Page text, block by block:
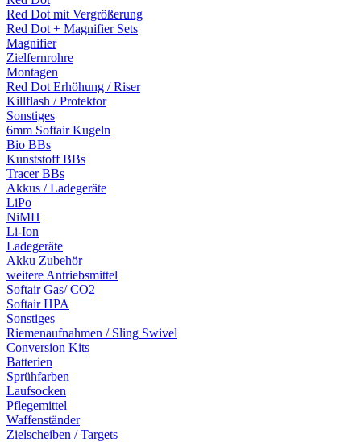
Red Dot mit Vergrößerung
Red Dot + Magnifier Sets
Magnifier
Zielfernrohre
Montagen
Red Dot Erhöhung / Riser
Killflash / Protektor
Sonstiges
6mm Softair Kugeln
Bio BBs
Kunststoff BBs
Tracer BBs
Akkus / Ladegeräte
LiPo
NiMH
Li-Ion
Ladegeräte
Akku Zubehör
weitere Antriebsmittel
Softair Gas/ CO2
Softair HPA
Sonstiges
Riemenaufnahmen / Sling Swivel
Conversion Kits
Batterien
Sprühfarben
Laufsocken
Pflegemittel
Waffenständer
Zielscheiben / Targets